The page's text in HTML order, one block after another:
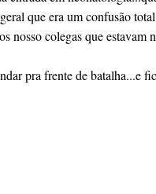
que era um confusão
nosso colegas que
pra frente de batalha...e